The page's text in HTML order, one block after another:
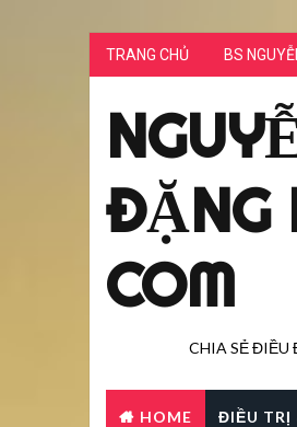
TRANG CHỦ BS
ĐẶNG
COM
CHIA SẺ ĐIỀU
HOME ĐIỀU TRỊ